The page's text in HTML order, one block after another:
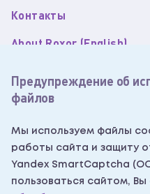
Контакты
About Roxor (English)
Политика обработки
Согласие на обработку
Согласие на получение
Написать нам
Предупреждение об
файлов
Мы используем файлы
работы сайта и защиту
Yandex SmartCaptcha
пользоваться сайтом,